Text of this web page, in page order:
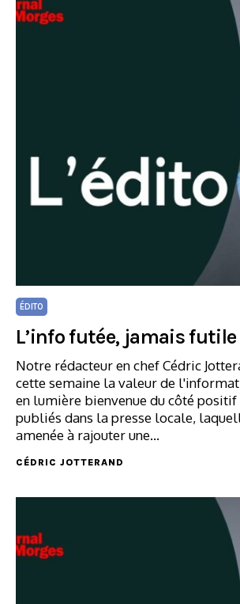
ÉDITO
L’info futée, jamais futile
Notre rédacteur en chef Cédric
cette semaine la valeur de
en lumière bienvenue du côté
publiés dans la presse locale,
amenée à rajouter une…
CÉDRIC JOTTERAND